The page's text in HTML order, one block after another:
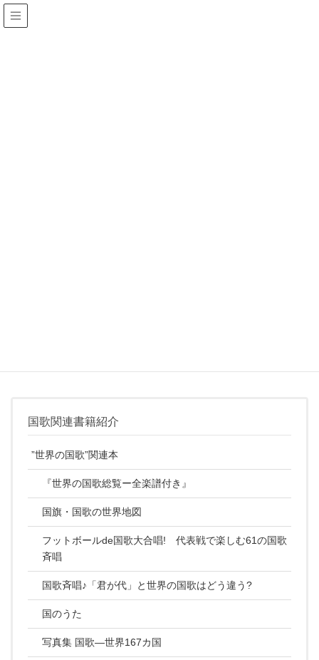
国歌関連書籍紹介
”世界の国歌”関連本
『世界の国歌総覧ー全楽譜付き』
国旗・国歌の世界地図
フットボールde国歌大合唱! 代表戦で楽しむ61の国歌
斉唱
国歌斉唱♪「君が代」と世界の国歌はどう違う?
国のうた
写真集 国歌―世界167カ国